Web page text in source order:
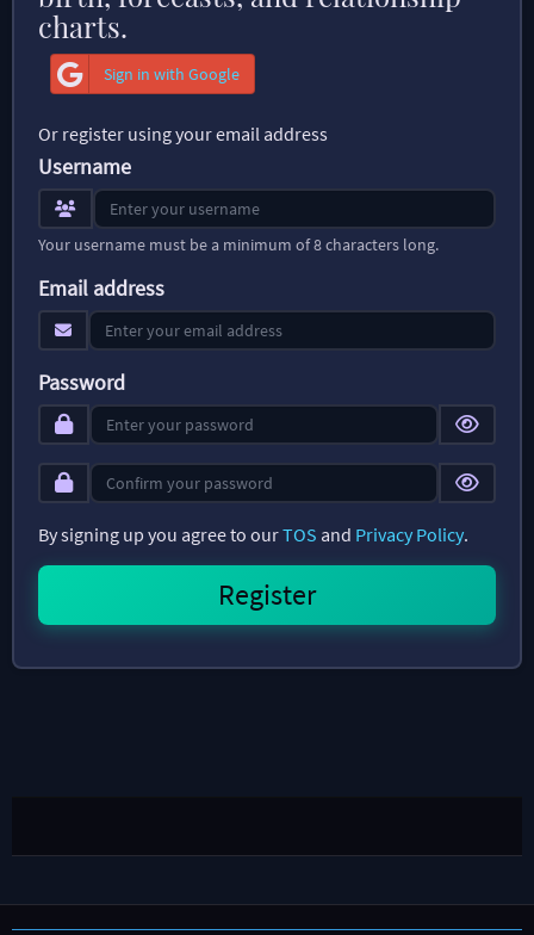
charts.
Sign in with Google
Or register using your email address
Username
Your username must be a minimum of 8 characters long.
Email address
Password
By signing up you agree to ourTOS and Privacy Policy.